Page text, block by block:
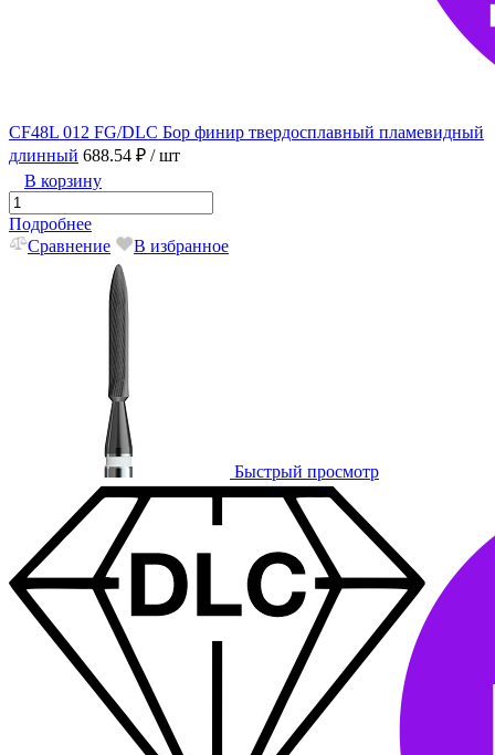
CF48L 012 FG/DLC Бор финир твердосплавный пламевидный
длинный 688.54 ₽ / шт
В корзину
Подробнее
Сравнение
В избранное
Быстрый просмотр